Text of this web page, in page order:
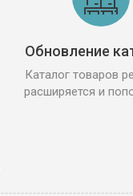
Обновление
Каталог товаров
расширяется и